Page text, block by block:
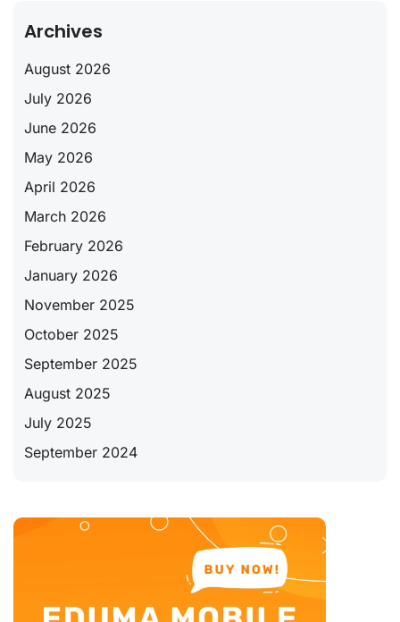
Archives
August 2026
July 2026
June 2026
May 2026
April 2026
March 2026
February 2026
January 2026
November 2025
October 2025
September 2025
August 2025
July 2025
September 2024